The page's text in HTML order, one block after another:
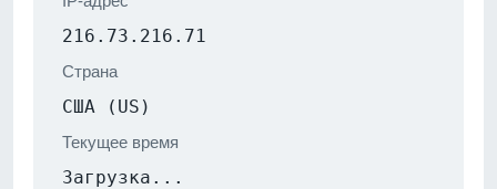
216.73.216.71
Страна
США (US)
Текущее время
Загрузка...